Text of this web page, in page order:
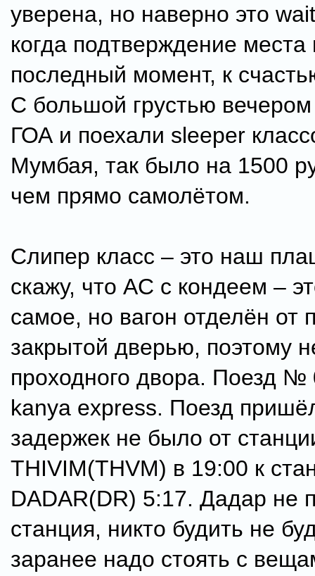
уверена, но наверно это
когда подтверждение места
последный момент, к
С большой грустью
ГОА и поехали sleeper
Мумбая, так было на 1500
чем прямо самолётом.
Слипер класс – это наш
скажу, что AC с кондеем –
самое, но вагон отделён от
закрытой дверью, поэтому
проходного двора. Поезд №
kanya express. Поезд
задержек не было от
THIVIM(THVM) в 19:00 к
DADAR(DR) 5:17. Дадар не
станция, никто будить не
заранее надо стоять с